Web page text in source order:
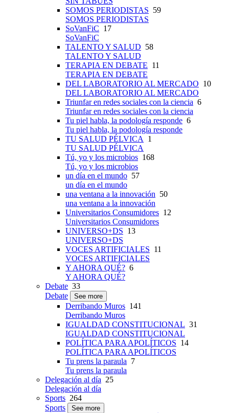
SOMOS PERIODISTAS 59
SOMOS PERIODISTAS
SoVanFiC 17
SoVanFiC
TALENTO Y SALUD 58
TALENTO Y SALUD
TERAPIA EN DEBATE 11
TERAPIA EN DEBATE
DEL LABORATORIO AL MERCADO 10
DEL LABORATORIO AL MERCADO
Triunfar en redes sociales con la ciencia 6
Triunfar en redes sociales con la ciencia
Tu piel habla, la podología responde 6
Tu piel habla, la podología responde
TU SALUD PÉLVICA
1
TU SALUD PÉLVICA
Tú, yo y los microbios 168
Tú, yo y los microbios
un día en el mundo 57
un día en el mundo
una ventana a la innovación 50
una ventana a la innovación
Universitarios Consumidores 12
Universitarios Consumidores
UNIVERSO+DS 13
UNIVERSO+DS
VOCES ARTIFICIALES 11
VOCES ARTIFICIALES
Y AHORA QUÉ? 6
Y AHORA QUÉ?
Debate 33
Debate
See more
Derribando Muros 141
Derribando Muros
IGUALDAD CONSTITUCIONAL 31
IGUALDAD CONSTITUCIONAL
POLÍTICA PARA APOLÍTICOS 14
POLÍTICA PARA APOLÍTICOS
Tu prens la paraula 7
Tu prens la paraula
Delegación al día 25
Delegación al día
Sports 264
Sports
See more